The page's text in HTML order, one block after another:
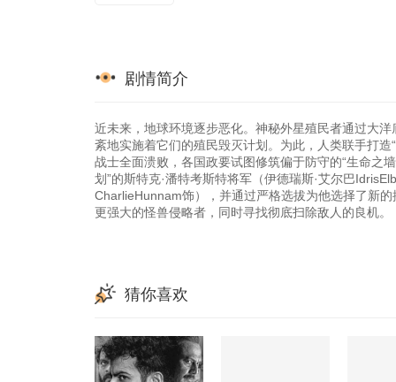
剧情简介
近未来，地球环境逐步恶化。神秘外星殖民者通过大
紊地实施着它们的殖民毁灭计划。为此，人类联手打
战士全面溃败，各国政要试图修筑偏于防守的“生命之
划”的斯特克·潘特考斯特将军（伊德瑞斯·艾尔巴
CharlieHunnam饰），并通过严格选拔为他选择了新
更强大的怪兽侵略者，同时寻找彻底扫除敌人的良机。
猜你喜欢